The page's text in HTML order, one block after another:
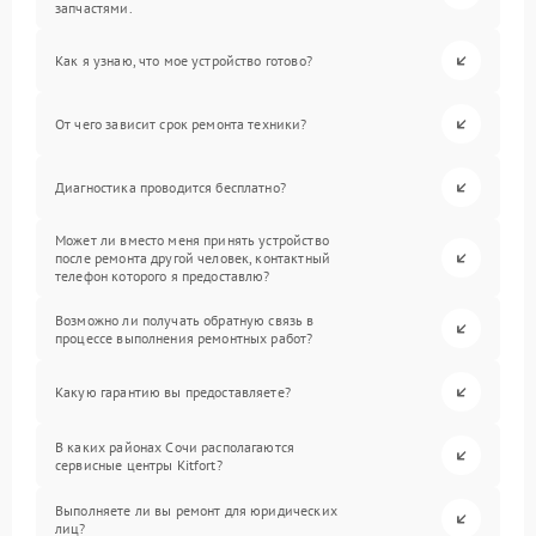
запчастями.
Как я узнаю, что мое устройство готово?
От чего зависит срок ремонта техники?
Диагностика проводится бесплатно?
Может ли вместо меня принять устройство
после ремонта другой человек, контактный
телефон которого я предоставлю?
Возможно ли получать обратную связь в
процессе выполнения ремонтных работ?
Какую гарантию вы предоставляете?
В каких районах Сочи располагаются
сервисные центры Kitfort?
Выполняете ли вы ремонт для юридических
лиц?